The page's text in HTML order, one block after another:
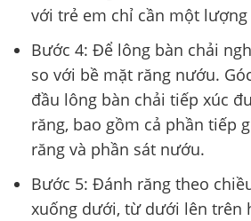
với trẻ em chỉ cần một lượng
Bước 4: Để lông bàn chải
so với bề mặt răng nướu.
đầu lông bàn chải tiếp xúc
răng, bao gồm cả phần tiếp
răng và phần sát nướu.
Bước 5: Đánh răng theo
xuống dưới, từ dưới lên trên